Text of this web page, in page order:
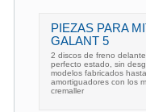
PIEZAS PARA
GALANT 5
2 discos de freno
perfecto estado, sin
modelos fabricados
amortiguadores con los
cremaller